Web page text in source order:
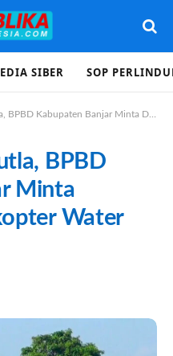
SIBER SOP
Banjar Minta Diturunkan Helikopter Water Bombing
BPBD
Minta
Water